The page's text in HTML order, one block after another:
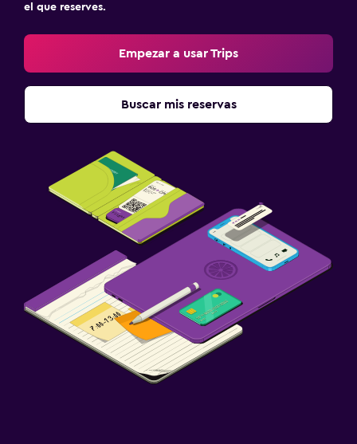
el que reserves.
Empezar a usar Trips
Buscar mis reservas